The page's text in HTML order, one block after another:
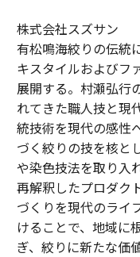
株式会社スズサン
有松鳴海絞りの伝統
キスタイルおよびフ
展開する。村瀬弘行
れてきた職人技と現
統技術を現代の感性
づく絞りの技を核と
や染色技法を取り入
再解釈したプロダク
づくりを現代のライ
けることで、地域に
ぎ、絞りに新たな価